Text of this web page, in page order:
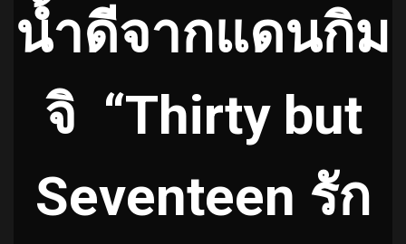
น้ำดีจากแดนกิม
จิ “Thirty but
Seventeen รัก